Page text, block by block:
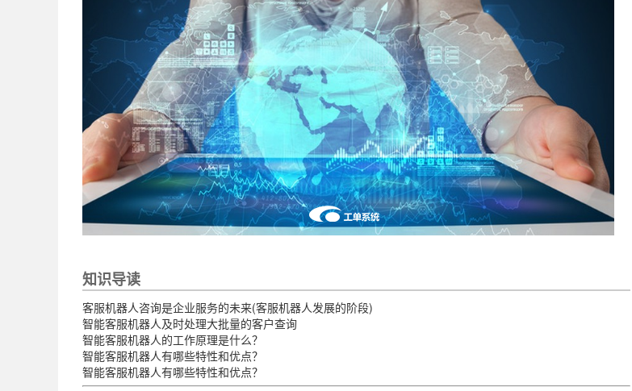
知识导读
客服机器人咨询是企业服务的未来(客服机器人发展的阶段)
智能客服机器人及时处理大批量的客户查询
智能客服机器人的工作原理是什么？
智能客服机器人有哪些特性和优点？
智能客服机器人有哪些特性和优点？